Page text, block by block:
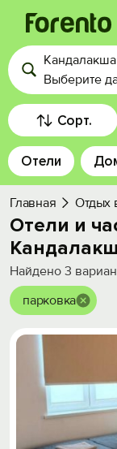
Войти
Избранное
История
Добавить
Кандалакша
Выберите
Сорт.
Отели
Главная Отдых
Отели и
Найдено 3
парковка